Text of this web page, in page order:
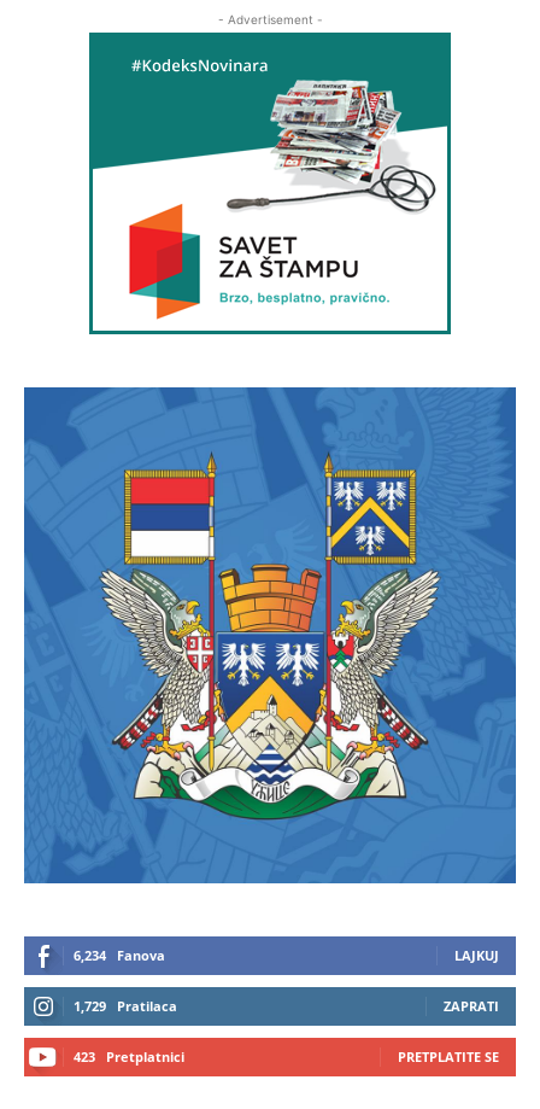
- Advertisement -
6,234 Fanova LAJKUJ
1,729 Pratilaca ZAPRATI
423 Pretplatnici PRETPLATITE SE